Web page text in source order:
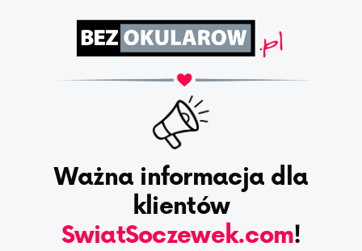
Ważna informacja dla
klientów
SwiatSoczewek.com!